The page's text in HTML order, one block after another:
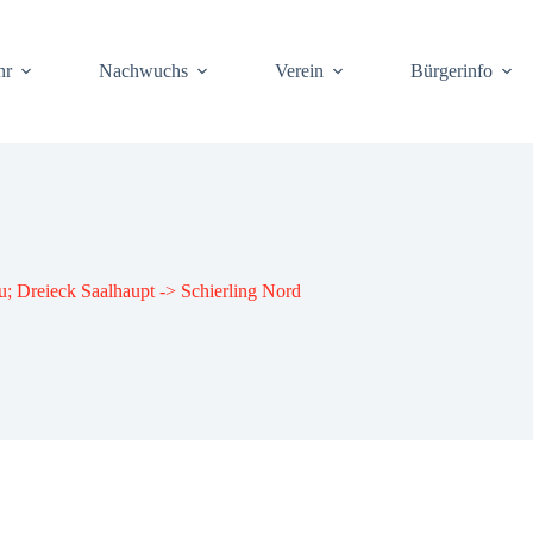
Nach­wuchs Ver­ein Bür­ger­info
Drei­eck Saal­haupt -> Schier­ling Nord